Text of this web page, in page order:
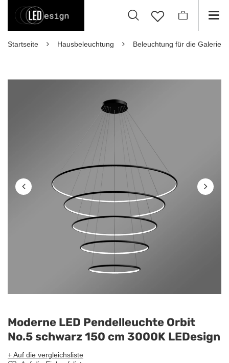
Startseite Hausbeleuchtung Beleuchtung für die Galerie
Moderne LED Pendelleuchte Orbit
No.5 schwarz 150 cm 3000K LEDesign
+ Auf die vergleichsliste